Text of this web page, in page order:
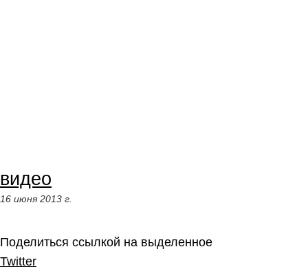
видео
16 июня 2013 г.
Поделиться ссылкой на выделенное
Twitter